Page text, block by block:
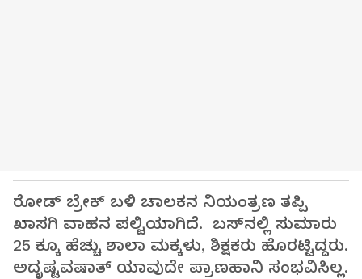
ರೋಡ್ ಬ್ರೇಕ್ ಬಳಿ ಚಾಲಕನ ನಿಯಂತ್ರಣ ತಪ್ಪಿ
ಖಾಸಗಿ ವಾಹ‌ನ ಪಲ್ಟಿಯಾಗಿದೆ. ಬಸ್‌ನಲ್ಲಿ ಸುಮಾರು
25 ಕ್ಕೂ ಹೆಚ್ಚು ಶಾಲಾ ಮಕ್ಕಳು, ಶಿಕ್ಷಕರು ಹೊರಟ್ಟಿದ್ದರು.
ಅದೃಷ್ಟವಷಾತ್‌ ಯಾವುದೇ ಪ್ರಾಣಹಾನಿ ಸಂಭವಿಸಿಲ್ಲ.